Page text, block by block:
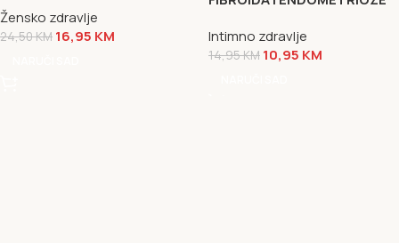
Žensko zdravlje
24,50KM 16,95 KM
Intimno zdravlje
14,95KM 10,95 KM